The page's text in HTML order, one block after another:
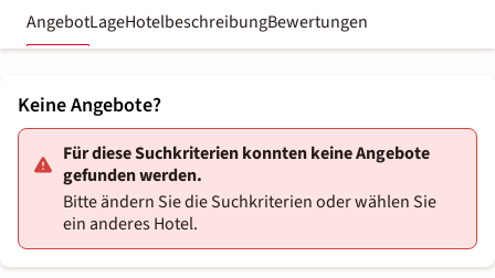
AngebotLageHotelbeschreibungBewertungen
Keine Angebote?
Für diese Suchkriterien konnten keine Angebote
gefunden werden.
Bitte ändern Sie die Suchkriterien oder wählen Sie
ein anderes Hotel.